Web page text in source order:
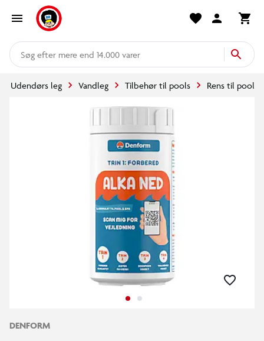
mere end 14.000 varer
Udendørs leg Vandleg Tilbehør til pools Rens til pool
DENFORM